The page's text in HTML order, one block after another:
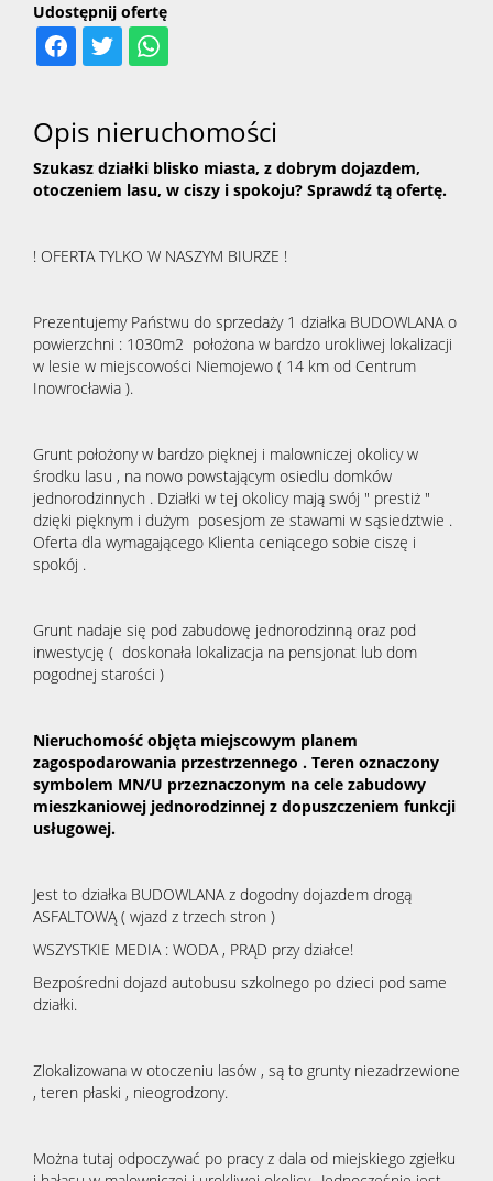
Udostępnij ofertę
Opis nieruchomości
Szukasz działki blisko miasta, z dobrym dojazdem,
otoczeniem lasu, w ciszy i spokoju? Sprawdź tą ofertę.
! OFERTA TYLKO W NASZYM BIURZE !
Prezentujemy Państwu do sprzedaży 1 działka BUDOWLANA o
powierzchni : 1030m2 położona w bardzo urokliwej lokalizacji
w lesie w miejscowości Niemojewo ( 14 km od Centrum
Inowrocławia ).
Grunt położony w bardzo pięknej i malowniczej okolicy w
środku lasu , na nowo powstającym osiedlu domków
jednorodzinnych . Działki w tej okolicy mają swój " prestiż "
dzięki pięknym i dużym posesjom ze stawami w sąsiedztwie .
Oferta dla wymagającego Klienta ceniącego sobie ciszę i
spokój .
Grunt nadaje się pod zabudowę jednorodzinną oraz pod
inwestycję ( doskonała lokalizacja na pensjonat lub dom
pogodnej starości )
Nieruchomość objęta miejscowym planem
zagospodarowania przestrzennego . Teren oznaczony
symbolem MN/U przeznaczonym na cele zabudowy
mieszkaniowej jednorodzinnej z dopuszczeniem funkcji
usługowej.
Jest to działka BUDOWLANA z dogodny dojazdem drogą
ASFALTOWĄ ( wjazd z trzech stron )
WSZYSTKIE MEDIA : WODA , PRĄD przy działce!
Bezpośredni dojazd autobusu szkolnego po dzieci pod same
działki.
Zlokalizowana w otoczeniu lasów , są to grunty niezadrzewione
, teren płaski , nieogrodzony.
Można tutaj odpoczywać po pracy z dala od miejskiego zgiełku